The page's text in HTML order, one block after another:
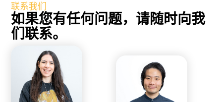
联系我们
如果您有任何问题，请随时向我
们联系。